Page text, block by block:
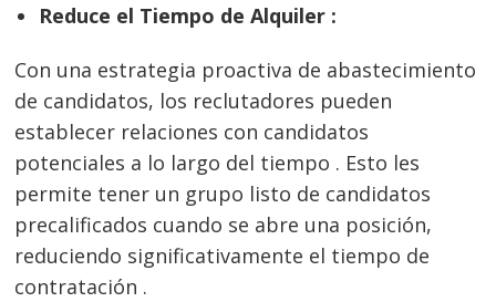
Reduce el Tiempo de Alquiler :
Con una estrategia proactiva de abastecimiento
de candidatos, los reclutadores pueden
establecer relaciones con candidatos
potenciales a lo largo del tiempo . Esto les
permite tener un grupo listo de candidatos
precalificados cuando se abre una posición,
reduciendo significativamente el tiempo de
contratación .